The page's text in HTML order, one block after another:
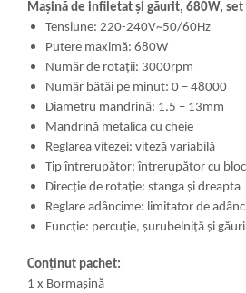
Mașină de infiletat și găurit, 680W, set
Tensiune: 220-240V~50/60Hz
Putere maximă: 680W
Număr de rotații: 3000rpm
Număr bătăi pe minut: 0 – 48000
Diametru mandrină: 1.5 – 13mm
Mandrină metalica cu cheie
Reglarea vitezei: viteză variabilă
Tip întrerupător: întrerupător cu
Direcție de rotație: stanga și dreapta
Reglare adâncime: limitator de
Funcție: percuție, șurubelniță și
Conținut pachet:
1 x Bormașină